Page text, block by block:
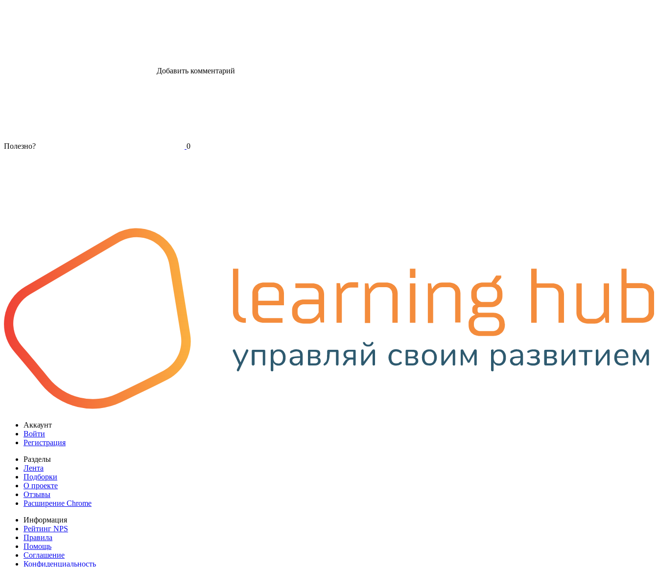
Добавить комментарий
Полезно? 0
Аккаунт
Войти
Регистрация
Разделы
Лента
Подборки
О проекте
Отзывы
Расширение Chrome
Информация
Рейтинг NPS
Правила
Помощь
Соглашение
Конфиденциальность